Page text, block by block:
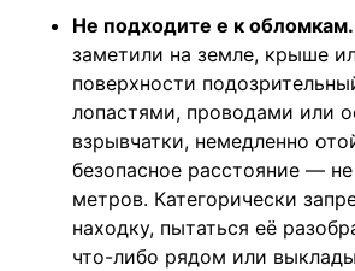
Не подходите е к обломкам.
заметили на земле, крыше
поверхности
лопастями, проводами или
взрывчатки, немедленно
безопасное расстояние —
метров. Категорически
находку, пытаться её
что-либо рядом или